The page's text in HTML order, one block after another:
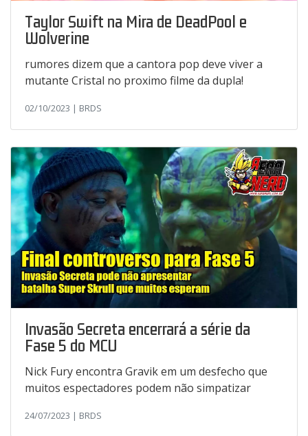
Taylor Swift na Mira de DeadPool e
Wolverine
rumores dizem que a cantora pop deve viver a
mutante Cristal no proximo filme da dupla!
02/10/2023 | BRDS
Invasão Secreta encerrará a série da
Fase 5 do MCU
Nick Fury encontra Gravik em um desfecho que
muitos espectadores podem não simpatizar
24/07/2023 | BRDS